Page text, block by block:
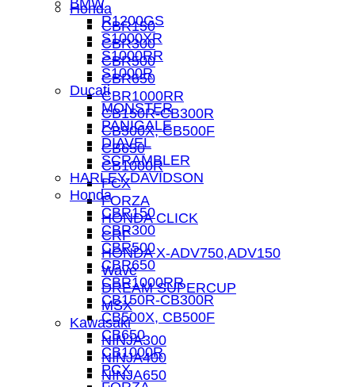
Honda
CBR150
CBR300
CBR500
CBR650
CBR1000RR
CB150R-CB300R
CB500X, CB500F
CB650
CB1000R
PCX
FORZA
HONDA CLICK
CRF
HONDA X-ADV750,ADV150
Wave
DREAM SUPERCUP
MSX
Kawasaki
NINJA300
NINJA400
NINJA650
R1200GS
S1000XR
S1000RR
S1000R
Ducati
MONSTER
PANIGALE
DIAVEL
SCRAMBLER
HARLEY-DAVIDSON
Honda
CBR150
CBR300
CBR500
CBR650
CBR1000RR
CB150R-CB300R
CB500X, CB500F
CB650
CB1000R
PCX